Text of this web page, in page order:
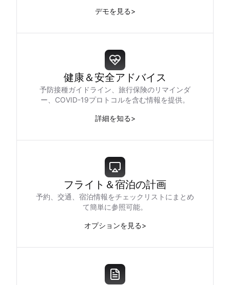
デモを見る>
健康＆安全アドバイス
予防接種ガイドライン、旅行保険のリマインダ
ー、COVID-19プロトコルを含む情報を提供。
詳細を知る>
フライト＆宿泊の計画
予約、交通、宿泊情報をチェックリストにまとめ
て簡単に参照可能。
オプションを見る>